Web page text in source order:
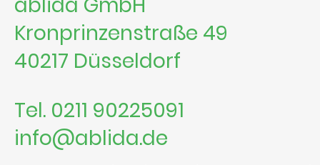
Kronprinzenstraße 49
40217 Düsseldorf
Tel. 0211 90225091
info@ablida.de